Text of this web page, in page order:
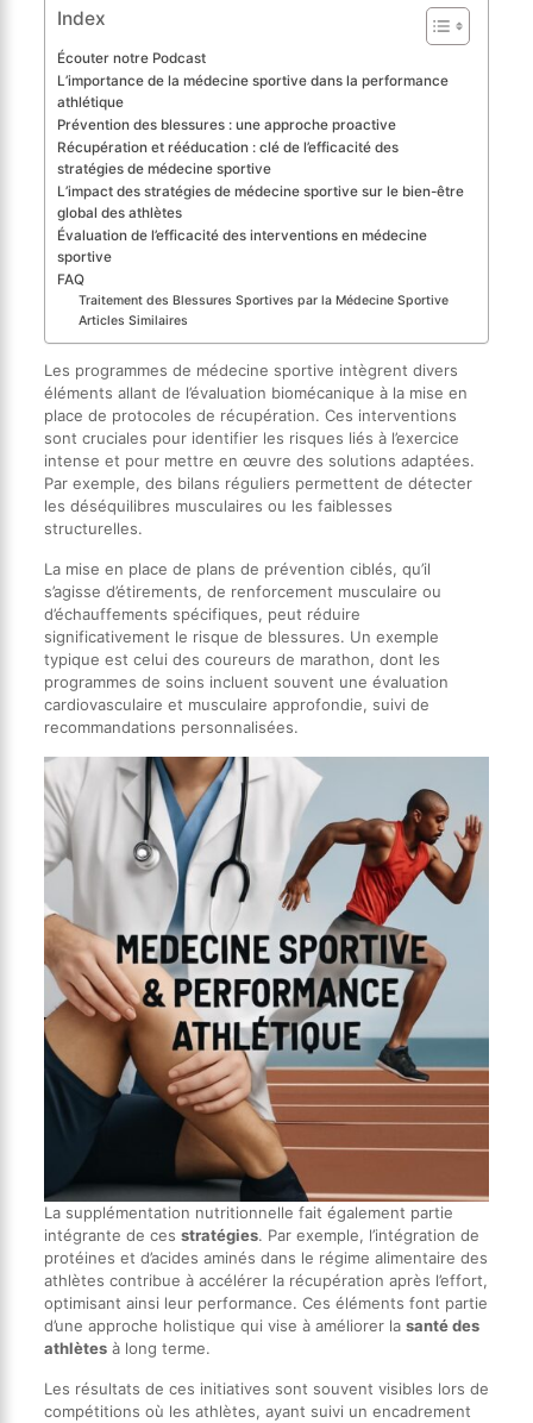
Index
Écouter notre Podcast
L’importance de la médecine sportive dans la performance
athlétique
Prévention des blessures : une approche proactive
Récupération et rééducation : clé de l’efficacité des
stratégies de médecine sportive
L’impact des stratégies de médecine sportive sur le bien-être
global des athlètes
Évaluation de l’efficacité des interventions en médecine
sportive
FAQ
Traitement des Blessures Sportives par la Médecine Sportive
Articles Similaires
Les programmes de médecine sportive intègrent divers
éléments allant de l’évaluation biomécanique à la mise en
place de protocoles de récupération. Ces interventions
sont cruciales pour identifier les risques liés à l’exercice
intense et pour mettre en œuvre des solutions adaptées.
Par exemple, des bilans réguliers permettent de détecter
les déséquilibres musculaires ou les faiblesses
structurelles.
La mise en place de plans de prévention ciblés, qu’il
s’agisse d’étirements, de renforcement musculaire ou
d’échauffements spécifiques, peut réduire
significativement le risque de blessures. Un exemple
typique est celui des coureurs de marathon, dont les
programmes de soins incluent souvent une évaluation
cardiovasculaire et musculaire approfondie, suivi de
recommandations personnalisées.
La supplémentation nutritionnelle fait également partie
intégrante de ces stratégies. Par exemple, l’intégration de
protéines et d’acides aminés dans le régime alimentaire des
athlètes contribue à accélérer la récupération après l’effort,
optimisant ainsi leur performance. Ces éléments font partie
d’une approche holistique qui vise à améliorer la santé des
athlètesà long terme.
Les résultats de ces initiatives sont souvent visibles lors de
compétitions où les athlètes, ayant suivi un encadrement